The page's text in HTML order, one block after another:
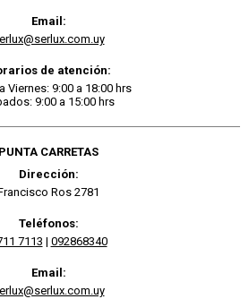
Email:
de atención:
Viernes: 9:00 a 18:00 hrs
9:00 a 15:00 hrs
PUNTA CARRETAS
Dirección:
Ros 2781
Teléfonos:
7113 | 092868340
Email: